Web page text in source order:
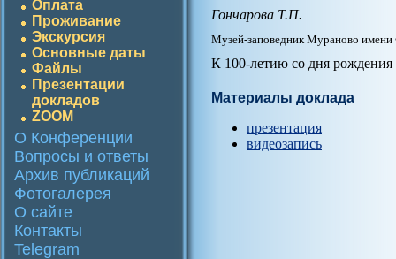
Оплата
Проживание
Экскурсия
Основные даты
Файлы
Презентации
докладов
ZOOM
О Конференции
Вопросы и ответы
Архив публикаций
Фотогалерея
О сайте
Контакты
Telegram
Гончарова Т.П.
Музей-заповедник Мураново
К 100-летию со дня рождения
Материалы доклада
презентация
видеозапись